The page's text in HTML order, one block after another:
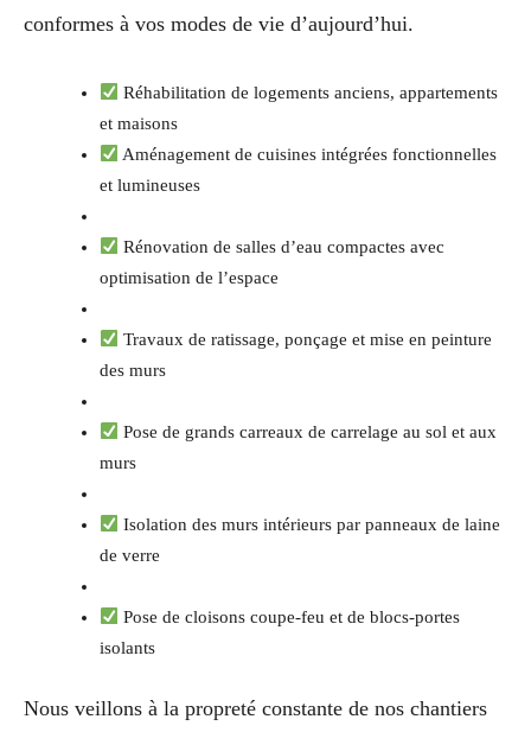
conformes à vos modes de vie d’aujourd’hui.
Réhabilitation de logements anciens, appartements
et maisons
Aménagement de cuisines intégrées fonctionnelles
et lumineuses
Rénovation de salles d’eau compactes avec
optimisation de l’espace
Travaux de ratissage, ponçage et mise en peinture
des murs
Pose de grands carreaux de carrelage au sol et aux
murs
Isolation des murs intérieurs par panneaux de laine
de verre
Pose de cloisons coupe-feu et de blocs-portes
isolants
Nous veillons à la propreté constante de nos chantiers